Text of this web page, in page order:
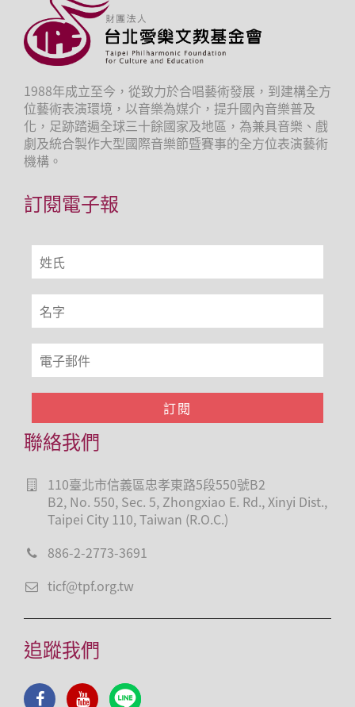
1988年成立至今，從致力於合唱藝術發展，到建構全方
位藝術表演環境，以音樂為媒介，提升國內音樂普及
化，足跡踏遍全球三十餘國家及地區，為兼具音樂、戲
劇及統合製作大型國際音樂節暨賽事的全方位表演藝術
機構。
訂閱電子報
聯絡我們
110臺北市信義區忠孝東路5段550號B2
B2, No. 550, Sec. 5, Zhongxiao E. Rd., Xinyi Dist.,
Taipei City 110, Taiwan (R.O.C.)
886-2-2773-3691
ticf@tpf.org.tw
追蹤我們